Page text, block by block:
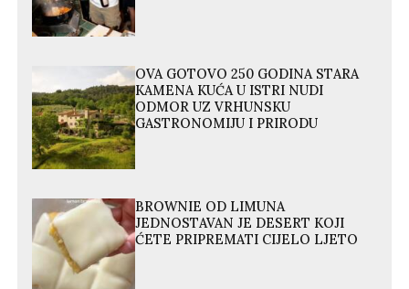
OVA GOTOVO 250 GODINA STARA
KAMENA KUĆA U ISTRI NUDI
ODMOR UZ VRHUNSKU
GASTRONOMIJU I PRIRODU
BROWNIE OD LIMUNA
JEDNOSTAVAN JE DESERT KOJI
ĆETE PRIPREMATI CIJELO LJETO